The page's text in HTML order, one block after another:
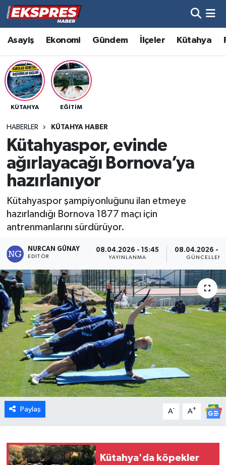
Asayiş Ekonomi Gündem İlçeler Kütahya
KÜTAHYA EĞITIM
HABERLER KÜTAHYA HABER
Kütahyaspor, evinde
ağırlayacağı Bornova’ya
hazırlanıyor
Kütahyaspor şampiyonluğunu ilan etmeye
hazırlandığı Bornova 1877 maçı için
antrenmanlarını sürdürüyor.
NURCAN GÜNAY
EDITÖR
08.04.2026 - 15:45
YAYINLANMA
08.04.2026 -
Paylaş A- A+
Kütahya'da köpekler
Altıntaş
Asayiş
Aslanapa
Bölge
Çavdarhisar
Dumlupınar
Dünya
Eğitim
Ekonomi
Emet
Foto Galeri
Gediz
Genel
Hisarcık
Hava Durumu
Trafik Durumu
Süper Lig Puan Durumu ve Fikstür
Son Dakika Haberleri
Haber Arşivi